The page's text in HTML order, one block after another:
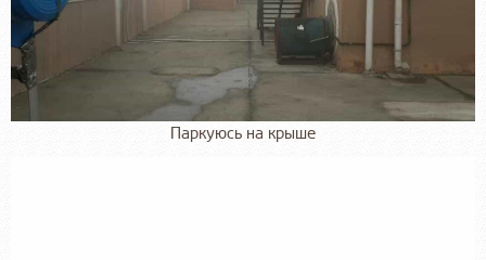
Паркуюсь на крыше